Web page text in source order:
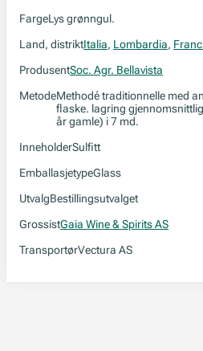
FargeLys grønngul.
Land, distriktItalia, Lombardia,
ProdusentSoc. Agr. Bellavista
MetodeMethodé traditionnelle med
flaske. lagring
år gamle) i 7 md.
InneholderSulfitt
EmballasjetypeGlass
UtvalgBestillingsutvalget
GrossistGaia Wine & Spirits AS
TransportørVectura AS